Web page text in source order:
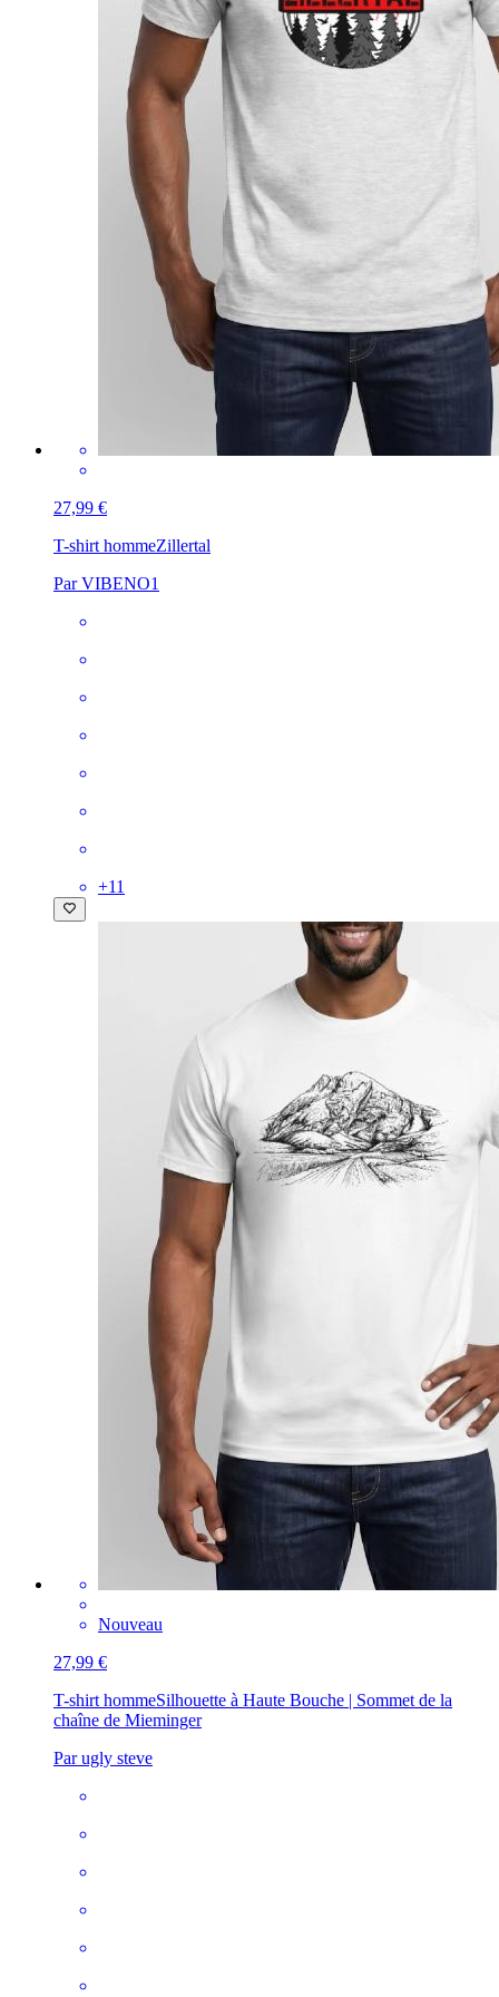
27,99 €
T-shirt hommeZillertal
Par VIBENO1
+11
Nouveau
27,99 €
T-shirt hommeSilhouette à Haute Bouche | Sommet de la
chaîne de Mieminger
Par ugly steve